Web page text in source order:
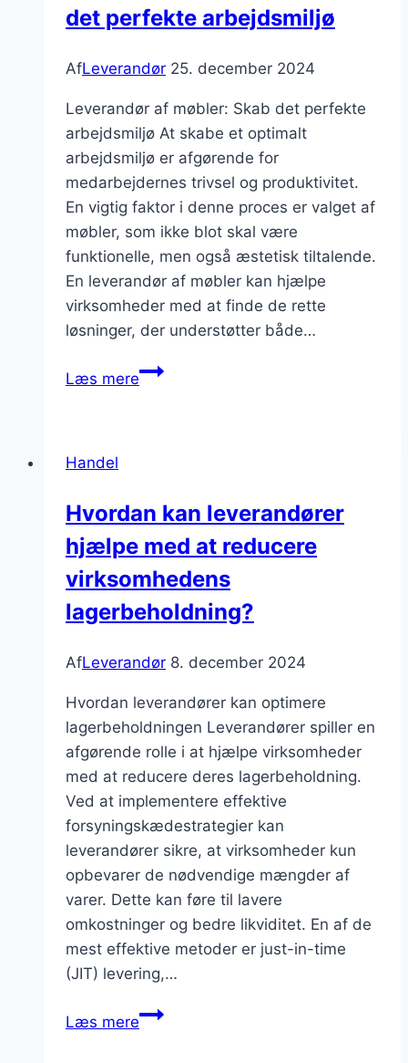
med
for
sikre
høj
kvalitet?
det perfekte arbejdsmiljø
AfLeverandør 25. december 2024
Leverandør af møbler: Skab det perfekte
arbejdsmiljø At skabe et optimalt
arbejdsmiljø er afgørende for
medarbejdernes trivsel og produktivitet.
En vigtig faktor i denne proces er valget af
møbler, som ikke blot skal være
funktionelle, men også æstetisk tiltalende.
En leverandør af møbler kan hjælpe
virksomheder med at finde de rette
løsninger, der understøtter både…
Læs mereLeverandør
arbejdsmiljø
Handel
Hvordan kan leverandører
hjælpe med at reducere
virksomhedens
lagerbeholdning?
AfLeverandør 8. december 2024
Hvordan leverandører kan optimere
lagerbeholdningen Leverandører spiller en
afgørende rolle i at hjælpe virksomheder
med at reducere deres lagerbeholdning.
Ved at implementere effektive
forsyningskædestrategier kan
leverandører sikre, at virksomheder kun
opbevarer de nødvendige mængder af
varer. Dette kan føre til lavere
omkostninger og bedre likviditet. En af de
mest effektive metoder er just-in-time
(JIT) levering,…
Læs mereHvordan